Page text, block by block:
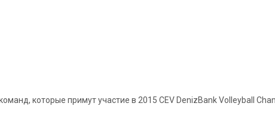
которые примут участие в 2015 CEV DenizBank Volleyball